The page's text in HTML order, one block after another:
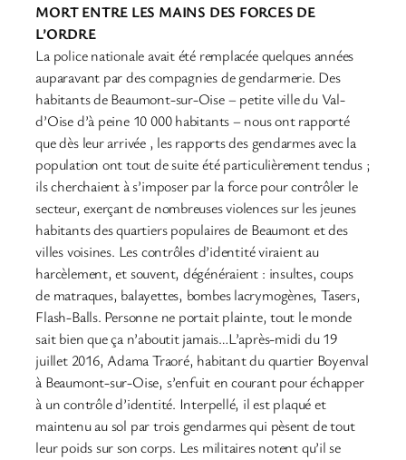
MORT ENTRE LES MAINS DES FORCES DE
L’ORDRE
La police nationale avait été remplacée quelques années
auparavant par des compagnies de gendarmerie. Des
habitants de Beaumont-sur-Oise – petite ville du Val-
d’Oise d’à peine 10 000 habitants – nous ont rapporté
que dès leur arrivée , les rapports des gendarmes avec la
population ont tout de suite été particulièrement tendus ;
ils cherchaient à s’imposer par la force pour contrôler le
secteur, exerçant de nombreuses violences sur les jeunes
habitants des quartiers populaires de Beaumont et des
villes voisines. Les contrôles d’identité viraient au
harcèlement, et souvent, dégénéraient : insultes, coups
de matraques, balayettes, bombes lacrymogènes, Tasers,
Flash-Balls. Personne ne portait plainte, tout le monde
sait bien que ça n’aboutit jamais…L’après-midi du 19
juillet 2016, Adama Traoré, habitant du quartier Boyenval
à Beaumont-sur-Oise, s’enfuit en courant pour échapper
à un contrôle d’identité. Interpellé, il est plaqué et
maintenu au sol par trois gendarmes qui pèsent de tout
leur poids sur son corps. Les militaires notent qu’il se